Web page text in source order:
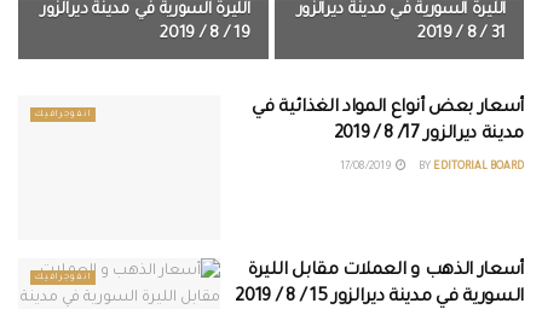
الليرة السورية في مدينة ديرالزور
31 / 8 / 2019
الليرة السورية في مدينة ديرالزور
19 / 8 / 2019
انفوجرافيك
أسعار بعض أنواع المواد الغذائية في
مدينة ديرالزور 17/ 8 / 2019
BY EDITORIAL BOARD
انفوجرافيك
أسعار الذهب و العملات مقابل الليرة
السورية في مدينة ديرالزور 15 / 8 / 2019